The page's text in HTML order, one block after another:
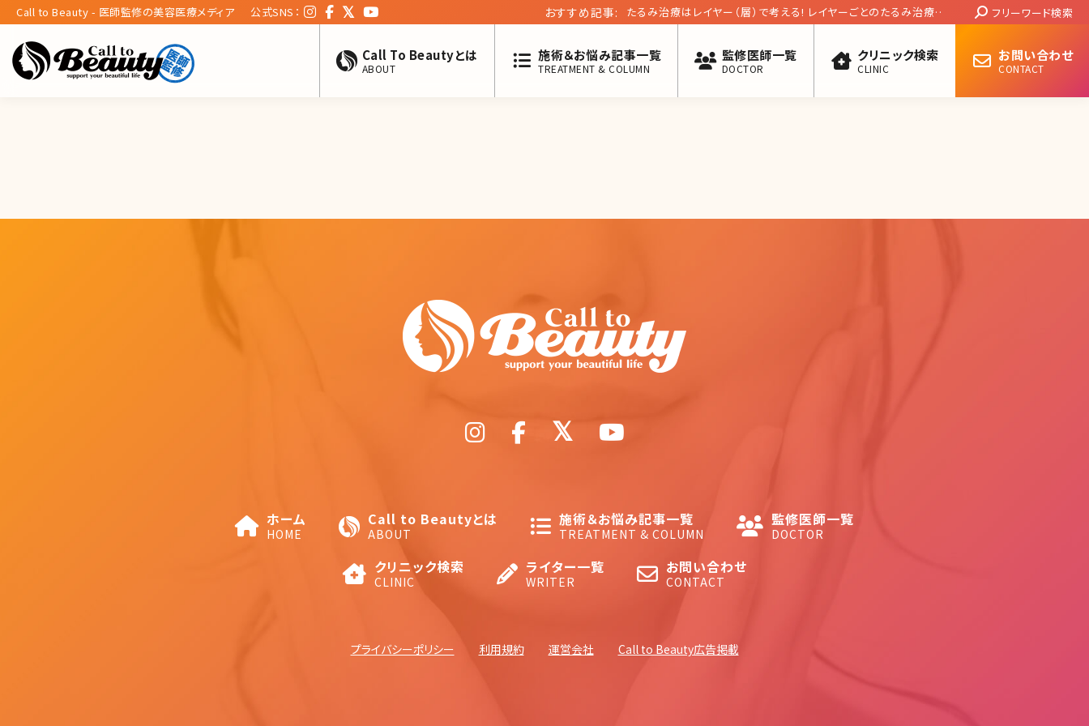
Call to Beauty - 医師監修の美容医療メディア 公式SNS： おすすめ記事:
たるみ治療はレイヤー（層）で考える! レイヤーごとのたるみ治療方
Search:
フリーワード検索
Call To Beautyとは
ABOUT
施術＆お悩み記事一覧
TREATMENT & COLUMN
監修医師一覧
DOCTOR
クリニック検索
CLINIC
お問い合わせ
CONTACT
ホーム
HOME
Call to Beautyとは
ABOUT
施術＆お悩み記事一覧
TREATMENT & COLUMN
監修医師一覧
DOCTOR
クリニック検索
CLINIC
ライター一覧
WRITER
お問い合わせ
CONTACT
プライバシーポリシー 利用規約 運営会社 Call to Beauty広告掲載